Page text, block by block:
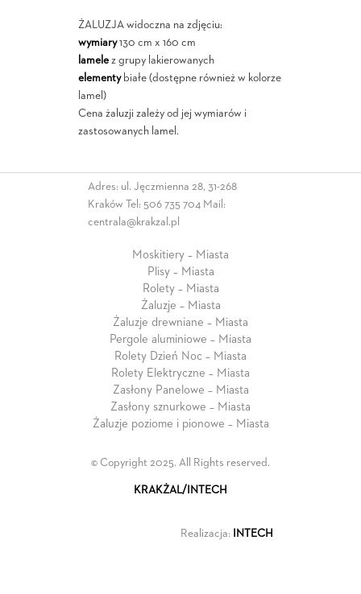
ŻALUZJA widoczna na zdjęciu:
wymiary130 cm x 160 cm
lamelez grupy lakierowanych
elementybiałe (dostępne również w kolorze
lamel)
Cena żaluzji zależy od jej wymiarów i
zastosowanych lamel.
Adres: ul. Jęczmienna 28, 31-268
Kraków Tel: 506 735 704 Mail:
centrala@krakzal.pl
Moskitiery – Miasta
Plisy – Miasta
Rolety – Miasta
Żaluzje – Miasta
Żaluzje drewniane – Miasta
Pergole aluminiowe – Miasta
Rolety Dzień Noc – Miasta
Rolety Elektryczne – Miasta
Zasłony Panelowe – Miasta
Zasłony sznurkowe – Miasta
Żaluzje poziome i pionowe – Miasta
© Copyright 2025. All Rights reserved.
KRAKŻAL/INTECH
Realizacja: INTECH